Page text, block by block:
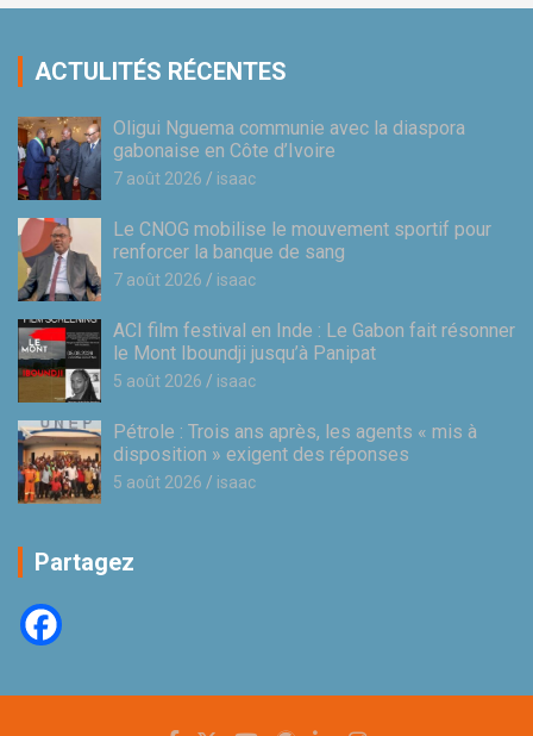
ACTULITÉS RÉCENTES
Oligui Nguema communie avec la diaspora
gabonaise en Côte d’Ivoire
7 août 2026 isaac
Le CNOG mobilise le mouvement sportif pour
renforcer la banque de sang
7 août 2026 isaac
ACI film festival en Inde : Le Gabon fait résonner
le Mont Iboundji jusqu’à Panipat
5 août 2026 isaac
Pétrole : Trois ans après, les agents « mis à
disposition » exigent des réponses
5 août 2026 isaac
Partagez